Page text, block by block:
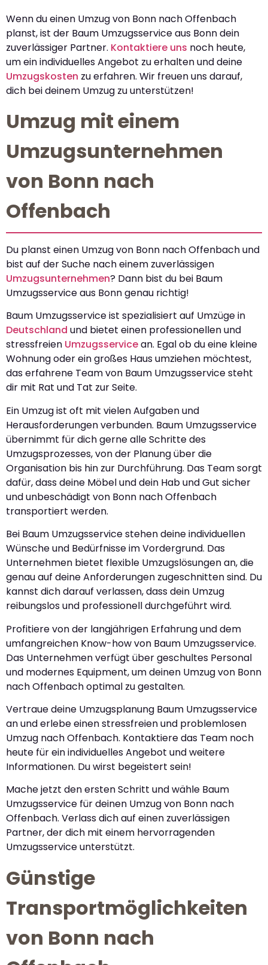
Wenn du einen Umzug von Bonn nach Offenbach
planst, ist der Baum Umzugsservice aus Bonn dein
zuverlässiger Partner. Kontaktiere uns noch heute,
um ein individuelles Angebot zu erhalten und deine
Umzugskosten zu erfahren. Wir freuen uns darauf,
dich bei deinem Umzug zu unterstützen!
Umzug mit einem
Umzugsunternehmen
von Bonn nach
Offenbach
Du planst einen Umzug von Bonn nach Offenbach und
bist auf der Suche nach einem zuverlässigen
Umzugsunternehmen? Dann bist du bei Baum
Umzugsservice aus Bonn genau richtig!
Baum Umzugsservice ist spezialisiert auf Umzüge in
Deutschland und bietet einen professionellen und
stressfreien Umzugsservicean. Egal ob du eine kleine
Wohnung oder ein großes Haus umziehen möchtest,
das erfahrene Team von Baum Umzugsservice steht
dir mit Rat und Tat zur Seite.
Ein Umzug ist oft mit vielen Aufgaben und
Herausforderungen verbunden. Baum Umzugsservice
übernimmt für dich gerne alle Schritte des
Umzugsprozesses, von der Planung über die
Organisation bis hin zur Durchführung. Das Team sorgt
dafür, dass deine Möbel und dein Hab und Gut sicher
und unbeschädigt von Bonn nach Offenbach
transportiert werden.
Bei Baum Umzugsservice stehen deine individuellen
Wünsche und Bedürfnisse im Vordergrund. Das
Unternehmen bietet flexible Umzugslösungen an, die
genau auf deine Anforderungen zugeschnitten sind. Du
kannst dich darauf verlassen, dass dein Umzug
reibungslos und professionell durchgeführt wird.
Profitiere von der langjährigen Erfahrung und dem
umfangreichen Know-how von Baum Umzugsservice.
Das Unternehmen verfügt über geschultes Personal
und modernes Equipment, um deinen Umzug von Bonn
nach Offenbach optimal zu gestalten.
Vertraue deine Umzugsplanung Baum Umzugsservice
an und erlebe einen stressfreien und problemlosen
Umzug nach Offenbach. Kontaktiere das Team noch
heute für ein individuelles Angebot und weitere
Informationen. Du wirst begeistert sein!
Mache jetzt den ersten Schritt und wähle Baum
Umzugsservice für deinen Umzug von Bonn nach
Offenbach. Verlass dich auf einen zuverlässigen
Partner, der dich mit einem hervorragenden
Umzugsservice unterstützt.
Günstige
Transportmöglichkeiten
von Bonn nach